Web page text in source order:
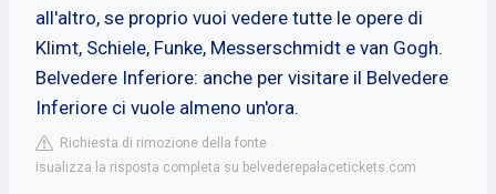
all'altro, se proprio vuoi vedere tutte le opere di
Klimt, Schiele, Funke, Messerschmidt e van Gogh.
Belvedere Inferiore: anche per visitare il Belvedere
Inferiore ci vuole almeno un'ora.
Richiesta di rimozione della fonte
isualizza la risposta completa su belvederepalacetickets.com